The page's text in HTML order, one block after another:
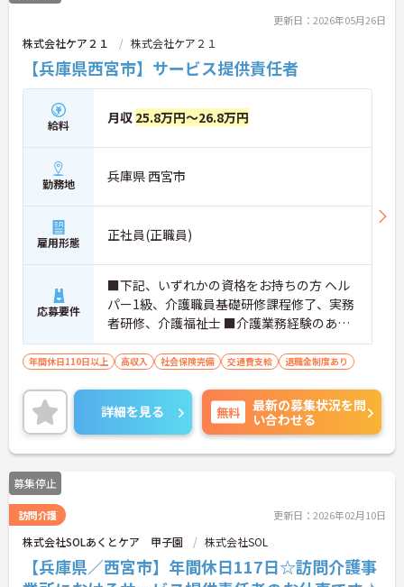
更新日：2026年05月26日
株式会社ケア２１ 株式会社ケア２１
【兵庫県西宮市】サービス提供責任者
給料 月収 25.8万円～26.8万円
勤務地 兵庫県 西宮市
雇用形態 正社員(正職員)
応募要件
■下記、いずれかの資格をお持ちの方 ヘル
パー1級、介護職員基礎研修課程修了、実務
者研修、介護福祉士 ■介護業務経験のある
方
年間休日110日以上 高収入 社会保険完備 交通費支給 退職金制度あり
詳細を見る 無料
最新の募集状況を問
い合わせる
募集停止
訪問介護 更新日：2026年02月10日
株式会社SOLあくとケア 甲子園 株式会社SOL
【兵庫県／西宮市】年間休日117日☆訪問介護事